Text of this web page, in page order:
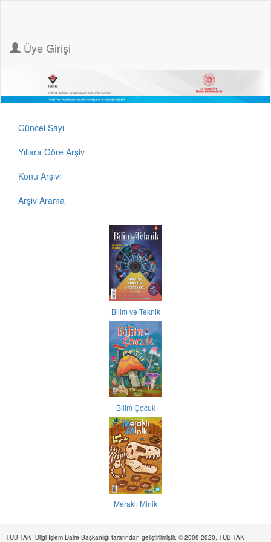
Üye Girişi
Güncel Sayı
Yıllara Göre Arşiv
Konu Arşivi
Arşiv Arama
Bilim ve Teknik
Bilim Çocuk
Meraklı Minik
TÜBİTAK- Bilgi İşlem Daire Başkanlığı tarafından geliştirilmiştir. © 2009-2020, TÜBİTAK